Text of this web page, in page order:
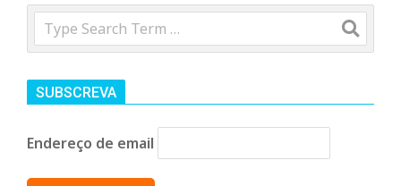
Search
SUBSCREVA
Endereço de email